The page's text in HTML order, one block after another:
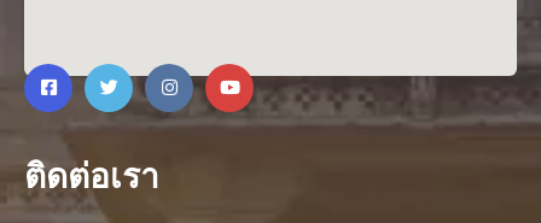
ติดต่อเรา